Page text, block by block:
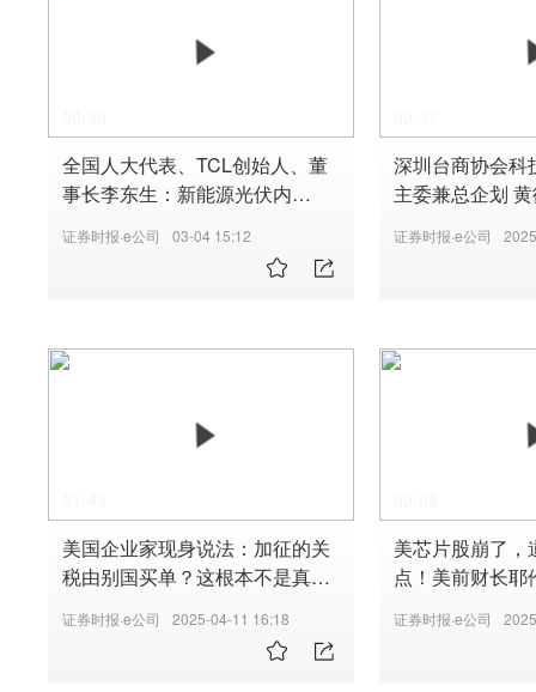
全国人大代表、TCL创始人、董
事长李东生：新能源光伏内
26全国两会
证券时报·e公司 03-04 15:12
深圳台商协会科
主委兼总企划 黄衍豊：相信自由
证券时报·e公司
美国企业家现身说法：加征的关
税由别国买单？这根本不是真
证券时报·e公司 2025-04-11 16:18
美芯片股崩了，
点！美前财长
证券时报·e公司